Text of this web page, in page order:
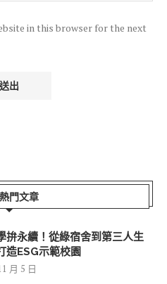
in this browser for the next
門文章
拚永續！從綠宿舍到第三人生
ESG示範校園
月 5 日